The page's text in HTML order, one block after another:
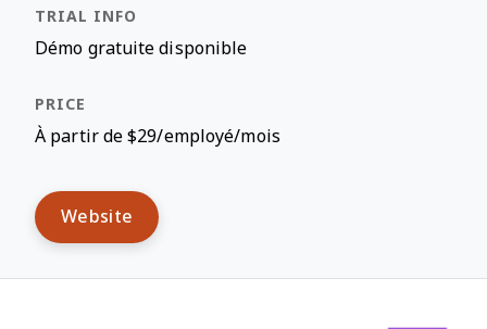
Démo gratuite disponible
À partir de $29/employé/mois
Website